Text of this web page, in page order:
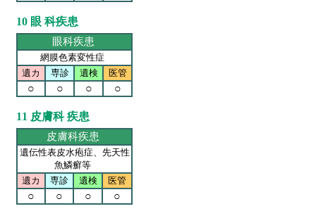
10 眼 科疾患
眼科疾患
網膜色素変性症
遺カ
専診 遺検 医管
○ ○ ○ ○
11 皮膚科 疾患
皮膚科疾患
遺伝性表皮水疱症、先天性
魚鱗癬等
遺カ
専診 遺検 医管
○ ○ ○ ○